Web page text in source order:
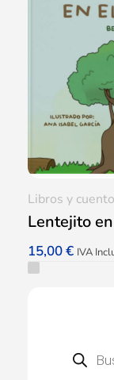
Lentejito
15,00€ IVA
Libros y